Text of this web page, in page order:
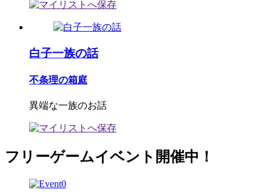
白子一族の話
不条理の箱庭
異端な一族のお話
フリーゲームイベント開催中！